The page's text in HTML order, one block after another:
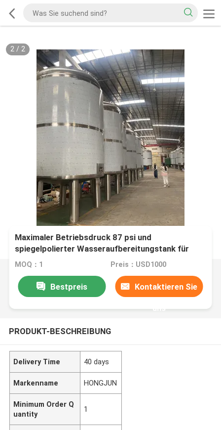
2/ 2
Maximaler Betriebsdruck 87 psi und
spiegelpolierter Wasseraufbereitungstank für
kundenspezifische Wasseraufbereitungslösungen
MOQ：1 Preis：USD1000
Bestpreis Kontaktieren Sie
uns
PRODUKT-BESCHREIBUNG
Delivery Time 40 days
Markenname HONGJUN
Minimum Order Q
uantity
1